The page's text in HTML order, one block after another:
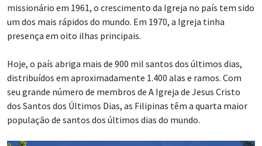
missionário em 1961, o crescimento da Igreja no país tem sido
um dos mais rápidos do mundo. Em 1970, a Igreja tinha
presença em oito ilhas principais.
Hoje, o país abriga mais de 900 mil santos dos últimos dias,
distribuídos em aproximadamente 1.400 alas e ramos. Com
seu grande número de membros de A Igreja de Jesus Cristo
dos Santos dos Últimos Dias, as Filipinas têm a quarta maior
população de santos dos últimos dias do mundo.